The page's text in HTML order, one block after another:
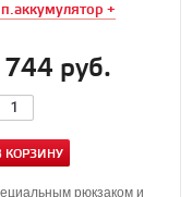
+
руб.
КОРЗИНУ
рюкзаком и